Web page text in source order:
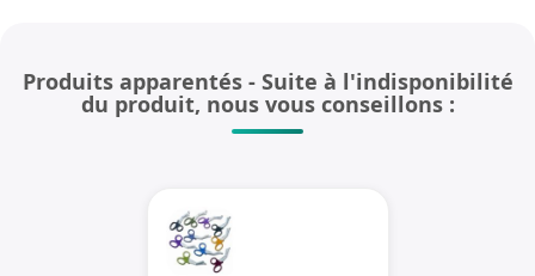
Produits apparentés- Suite à l'indisponibilité
du produit, nous vous conseillons :